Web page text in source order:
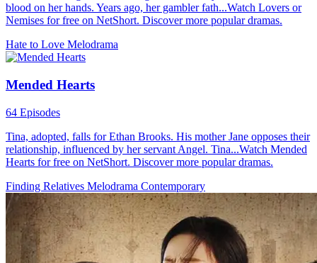
blood on her hands. Years ago, her gambler fath...Watch Lovers or
Nemises for free on NetShort. Discover more popular dramas.
Hate to Love Melodrama
Mended Hearts
64 Episodes
Tina, adopted, falls for Ethan Brooks. His mother Jane opposes their
relationship, influenced by her servant Angel. Tina...Watch Mended
Hearts for free on NetShort. Discover more popular dramas.
Finding Relatives Melodrama Contemporary